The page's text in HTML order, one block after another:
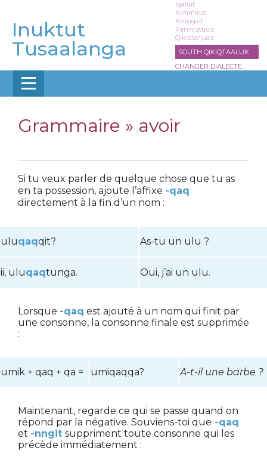
contenu
principal
Inuktut
Tusaalanga
Iqaluit
Kimmirut
Kinngait
Panniqtuuq
Qikiqtarjuaq
SOUTH QIKIQTAALUK
CHANGER DIALECTE
Grammaire » avoir
Si tu veux parler de quelque chose que tu as
en ta possession, ajoute l’affixe -qaq
directement à la fin d’un nom :
uluqaqqit? As-tu un ulu ?
ii, uluqaqtunga. Oui, j’ai un ulu.
Lorsque -qaq est ajouté à un nom qui finit par
une consonne, la consonne finale est supprimée
:
umik + qaq + qa = umiqaqqa? A-t-il une barbe ?
Maintenant, regarde ce qui se passe quand on
répond par la négative. Souviens-toi que -qaq
et -nngit suppriment toute consonne qui les
précède immédiatement :